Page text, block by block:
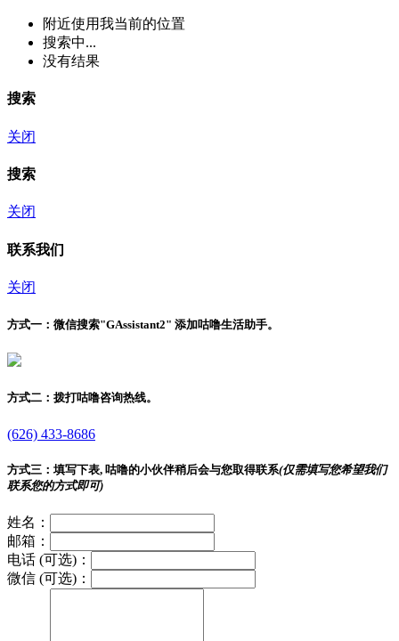
附近使用我当前的位置
搜索中...
没有结果
搜索
关闭
搜索
关闭
联系我们
关闭
方式一： 微信搜索"GAssistant2" 添加咕噜生活助手。
方式二： 拨打咕噜咨询热线。
(626) 433-8686
方式三： 填写下表, 咕噜的小伙伴稍后会与您取得联系(仅需填写您希望我们
联系您的方式即可)
姓名：
邮箱：
电话 (可选)：
微信 (可选)：